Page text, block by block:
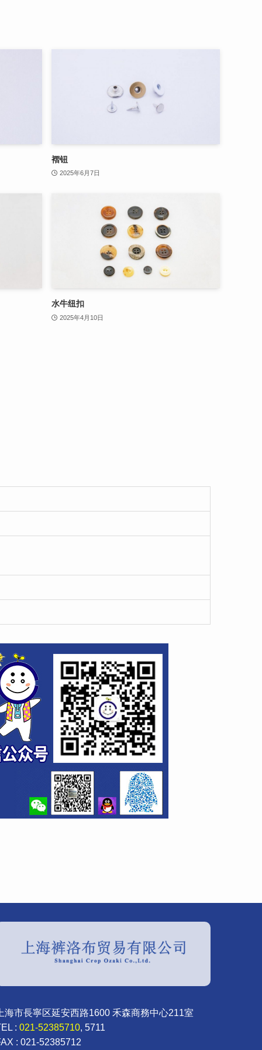
褶钮
2025年6月7日
水牛纽扣
2025年4月10日
海市長寧区延安西路1600 禾森商務中心211室
: 021-52385710, 5711
: 021-52385712